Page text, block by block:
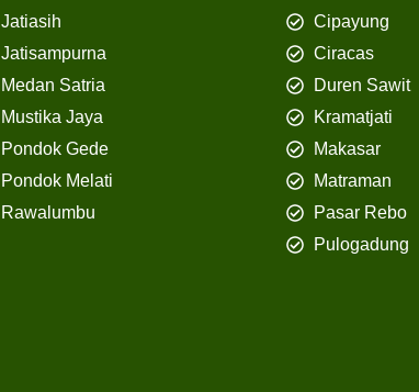
Jatiasih
Jatisampurna
Medan Satria
Mustika Jaya
Pondok Gede
Pondok Melati
Rawalumbu
Cipayung
Ciracas
Duren Sawit
Kramatjati
Makasar
Matraman
Pasar Rebo
Pulogadung